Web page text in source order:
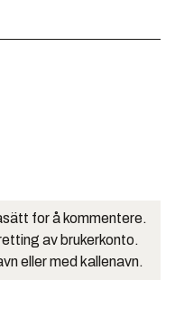
for å kommentere.
av brukerkonto.
eller med kallenavn.